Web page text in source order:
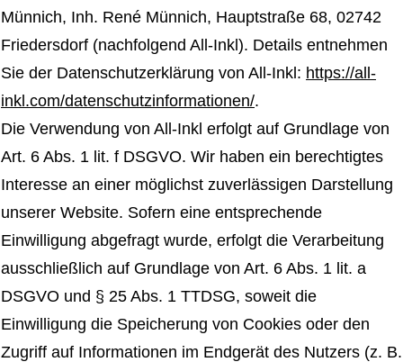
Münnich, Inh. René Münnich, Hauptstraße 68, 02742
Friedersdorf (nachfolgend All-Inkl). Details entnehmen
Sie der Datenschutzerklärung von All-Inkl: https://all-
inkl.com/datenschutzinformationen/.
Die Verwendung von All-Inkl erfolgt auf Grundlage von
Art. 6 Abs. 1 lit. f DSGVO. Wir haben ein berechtigtes
Interesse an einer möglichst zuverlässigen Darstellung
unserer Website. Sofern eine entsprechende
Einwilligung abgefragt wurde, erfolgt die Verarbeitung
ausschließlich auf Grundlage von Art. 6 Abs. 1 lit. a
DSGVO und § 25 Abs. 1 TTDSG, soweit die
Einwilligung die Speicherung von Cookies oder den
Zugriff auf Informationen im Endgerät des Nutzers (z. B.